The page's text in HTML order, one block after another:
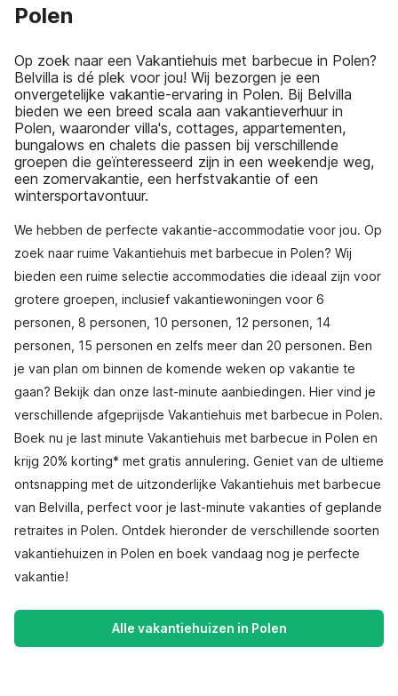
Polen
Op zoek naar een Vakantiehuis met barbecue in Polen?
Belvilla is dé plek voor jou! Wij bezorgen je een
onvergetelijke vakantie-ervaring in Polen. Bij Belvilla
bieden we een breed scala aan vakantieverhuur in
Polen, waaronder villa's, cottages, appartementen,
bungalows en chalets die passen bij verschillende
groepen die geïnteresseerd zijn in een weekendje weg,
een zomervakantie, een herfstvakantie of een
wintersportavontuur.
We hebben de perfecte vakantie-accommodatie voor jou. Op
zoek naar ruime Vakantiehuis met barbecue in Polen? Wij
bieden een ruime selectie accommodaties die ideaal zijn voor
grotere groepen, inclusief vakantiewoningen voor 6
personen, 8 personen, 10 personen, 12 personen, 14
personen, 15 personen en zelfs meer dan 20 personen. Ben
je van plan om binnen de komende weken op vakantie te
gaan? Bekijk dan onze last-minute aanbiedingen. Hier vind je
verschillende afgeprijsde Vakantiehuis met barbecue in Polen.
Boek nu je last minute Vakantiehuis met barbecue in Polen en
krijg 20% korting* met gratis annulering. Geniet van de ultieme
ontsnapping met de uitzonderlijke Vakantiehuis met barbecue
van Belvilla, perfect voor je last-minute vakanties of geplande
retraites in Polen. Ontdek hieronder de verschillende soorten
vakantiehuizen in Polen en boek vandaag nog je perfecte
vakantie!
Alle vakantiehuizen in Polen